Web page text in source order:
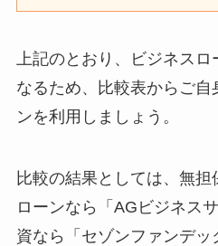
上記のとおり、ビジネス
なるため、比較表からご
ンを利用しましょう。
比較の結果としては、無
ローンなら「AGビジネス
資なら「セゾンファンデ